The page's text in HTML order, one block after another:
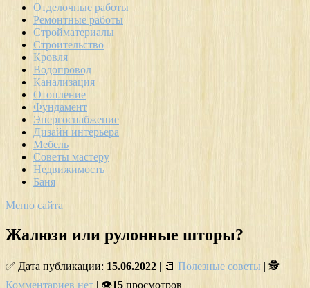
Отделочные работы
Ремонтные работы
Стройматериалы
Строительство
Кровля
Водопровод
Канализация
Отопление
Фундамент
Энергоснабжение
Дизайн интерьера
Мебель
Советы мастеру
Недвижимость
Баня
Меню сайта
Жалюзи или рулонные шторы?
✅ Дата публикации: 15.06.2022 | 📒 Полезные советы | 🕵
Комментариев нет | 👁15 просмотров